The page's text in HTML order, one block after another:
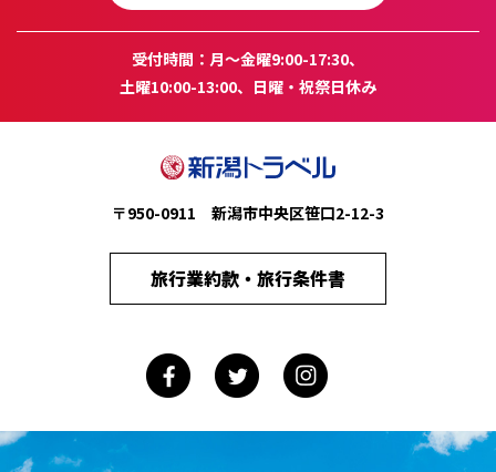
受付時間：月～金曜9:00-17:30、
土曜10:00-13:00、日曜・祝祭日休み
〒950-0911 新潟市中央区笹口2-12-3
旅行業約款・旅行条件書